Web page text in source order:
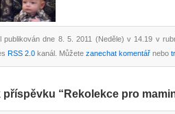
publikován dne 8. 5. 2011 (Neděle) v 14.19 v
RSS 2.0 kanál. Můžete zanechat komentář nebo
“Rekolekce pro